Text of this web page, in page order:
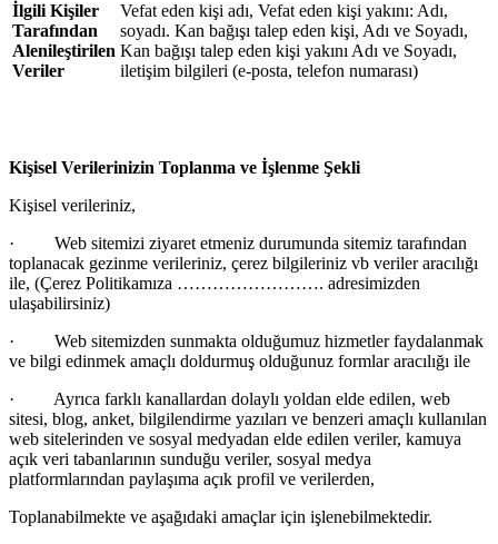
İlgili Kişiler
Tarafından
Alenileştirilen
Veriler
Vefat eden kişi adı, Vefat eden kişi yakını: Adı,
soyadı. Kan bağışı talep eden kişi, Adı ve Soyadı,
Kan bağışı talep eden kişi yakını Adı ve Soyadı,
iletişim bilgileri (e-posta, telefon numarası)
Kişisel Verilerinizin Toplanma ve İşlenme Şekli
Kişisel verileriniz,
·
Web sitemizi ziyaret etmeniz durumunda sitemiz tarafından
toplanacak gezinme verileriniz, çerez bilgileriniz vb veriler aracılığı
ile, (Çerez Politikamıza ……………………. adresimizden
ulaşabilirsiniz)
·
Web sitemizden sunmakta olduğumuz hizmetler faydalanmak
ve bilgi edinmek amaçlı doldurmuş olduğunuz formlar aracılığı ile
·
Ayrıca farklı kanallardan dolaylı yoldan elde edilen, web
sitesi, blog, anket, bilgilendirme yazıları ve benzeri amaçlı kullanılan
web sitelerinden ve sosyal medyadan elde edilen veriler, kamuya
açık veri tabanlarının sunduğu veriler, sosyal medya
platformlarından paylaşıma açık profil ve verilerden,
Toplanabilmekte ve aşağıdaki amaçlar için işlenebilmektedir.